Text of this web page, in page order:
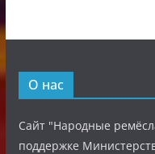
О нас
Сайт "Народные
поддержке